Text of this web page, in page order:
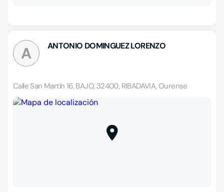
A ANTONIO DOMINGUEZ LORENZO
Calle San Martín 16, BAJO, 32400, RIBADAVIA, Ourense